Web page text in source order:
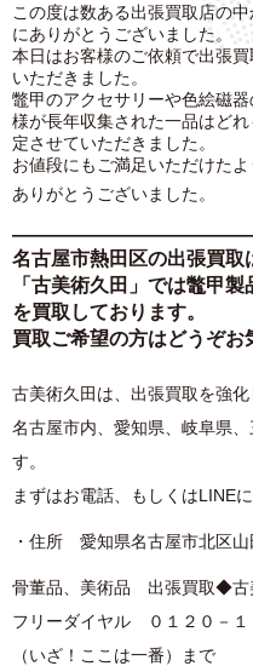
この度は数ある出張買取店の
にありがとうございました。
本日はお客様のご依頼で出張
いただきました。
鼈甲のアクセサリーや色絵磁
様が長年収集された一品はど
定させていただきました。
お値段にもご満足いただけたよ
ありがとうございました。
名古屋市熱田区の出張買取
「古美術久田」では鼈甲
を買取しております。
買取ご希望の方はどうぞお
古美術久田は、出張買取を強化
名古屋市内、愛知県、岐阜県
す。
まずはお電話、もしくはLINE
・住所 愛知県名古屋市北区
骨董品、美術品 出張買取◆古
フリーダイヤル ０１２０－１
（いざ！ここは一番）まで